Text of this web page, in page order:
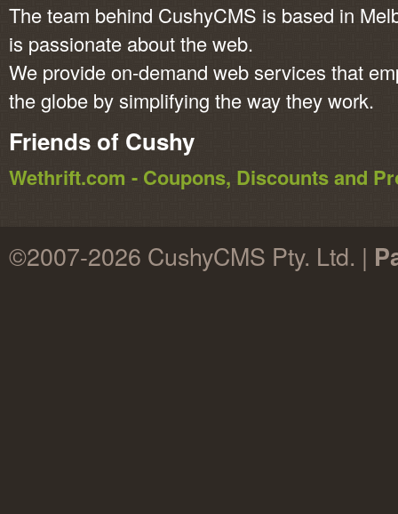
The team behind CushyCMS is based in
is passionate about the web.
We provide on-demand web services that
the globe by simplifying the way they work.
Friends of Cushy
Wethrift.com - Coupons, Discounts and
©2007-2026 CushyCMS Pty. Ltd. |